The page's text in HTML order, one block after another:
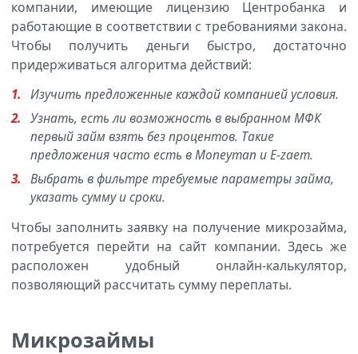
компании, имеющие лицензию Центробанка и
работающие в соответствии с требованиями закона.
Чтобы получить деньги быстро, достаточно
придерживаться алгоритма действий:
Изучить предложенные каждой компанией условия.
Узнать, есть ли возможность в выбранном МФК
первый займ взять без процентов. Такие
предложения часто есть в Moneyman и E-zaem.
Выбрать в фильтре требуемые параметры займа,
указать сумму и сроки.
Чтобы заполнить заявку на получение микрозайма,
потребуется перейти на сайт компании. Здесь же
расположен удобный онлайн-калькулятор,
позволяющий рассчитать сумму переплаты.
Микрозаймы